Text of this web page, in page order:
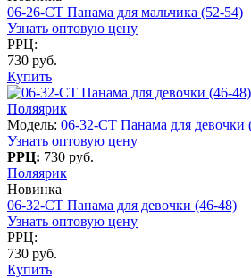
06-26-CT Панама для мальчика (52-54)
Узнать оптовую цену
РРЦ:
730 руб.
Купить
Поляярик
Модель: 06-32-CT Панама для девочки
Узнать оптовую цену
РРЦ: 730 руб.
Поляярик
Новинка
06-32-CT Панама для девочки (46-48)
Узнать оптовую цену
РРЦ:
730 руб.
Купить